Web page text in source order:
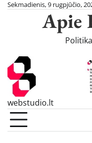
SkipSekmadienis, 9 rugpjūčio,
Apie
webstudio.lt